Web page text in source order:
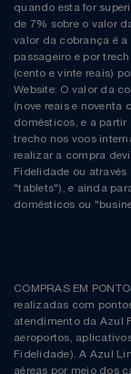
quando esta for
de 7% sobre o valor
valor da cobrança é
passageiro e por
(cento e vinte reais)
Website: O valor da
(nove reais e noventa
domésticos, e a partir
trecho nos voos
realizar a compra
Fidelidade ou
"tablets"), e ainda
domésticos ou
COMPRAS EM
realizadas com
atendimento da Azul
aeroportos,
Fidelidade). A Azul
aéreas por meio dos